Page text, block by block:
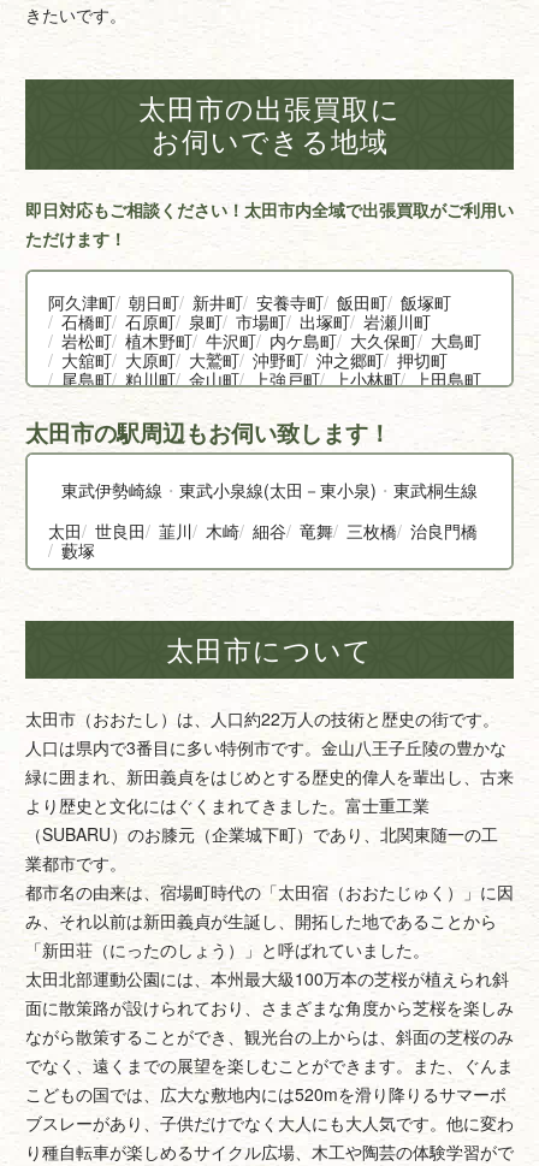
きたいです。
太田市の出張買取に
お伺いできる地域
即日対応もご相談ください！太田市内全域で出張買取がご利用い
ただけます！
阿久津町 朝日町 新井町 安養寺町 飯田町 飯塚町
石橋町 石原町 泉町 市場町 出塚町 岩瀬川町
岩松町 植木野町 牛沢町 内ケ島町 大久保町
大島町
大舘町
大原町 大鷲町 沖野町 沖之郷町 押切町
尾島町 粕川町 金山町 上強戸町 上小林町
上田島町
北金井町
小舞木町
下小林町 下田島町
庄屋町 新道町 末広町 菅塩町
太田市の駅周辺もお伺い致します！
東武伊勢崎線 東武小泉線(太田－東小泉)
東武桐生線
太田
世良田 韮川 木崎 細谷 竜舞 三枚橋 治良門橋
藪塚
太田市について
太田市（おおたし）は、人口約22万人の技術と歴史の街です。
人口は県内で3番目に多い特例市です。金山八王子丘陵の豊かな
緑に囲まれ、新田義貞をはじめとする歴史的偉人を輩出し、古来
より歴史と文化にはぐくまれてきました。富士重工業
（SUBARU）のお膝元（企業城下町）であり、北関東随一の工
業都市です。
都市名の由来は、宿場町時代の「太田宿（おおたじゅく）」に因
み、それ以前は新田義貞が生誕し、開拓した地であることから
「新田荘（にったのしょう）」と呼ばれていました。
太田北部運動公園には、本州最大級100万本の芝桜が植えられ斜
面に散策路が設けられており、さまざまな角度から芝桜を楽しみ
ながら散策することができ、観光台の上からは、斜面の芝桜のみ
でなく、遠くまでの展望を楽しむことができます。また、ぐんま
こどもの国では、広大な敷地内には520mを滑り降りるサマーボ
ブスレーがあり、子供だけでなく大人にも大人気です。他に変わ
り種自転車が楽しめるサイクル広場、木工や陶芸の体験学習がで